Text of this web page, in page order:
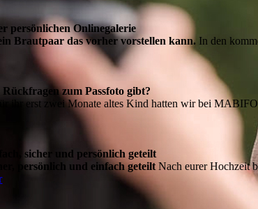
persönlichen Onlinegalerie
Brautpaar das vorher vorstellen kann. In den
zum Passfoto gibt?
ihr erst zwei Monate altes Kind hatten wir bei
sicher und persönlich geteilt
persönlich und einfach geteilt Nach eurer Hochzeit